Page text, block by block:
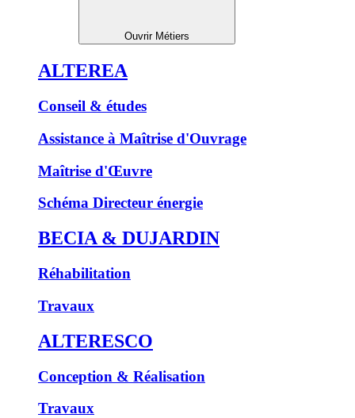
Ouvrir Métiers
ALTEREA
Conseil & études
Assistance à Maîtrise d'Ouvrage
Maîtrise d'Œuvre
Schéma Directeur énergie
BECIA & DUJARDIN
Réhabilitation
Travaux
ALTERESCO
Conception & Réalisation
Travaux